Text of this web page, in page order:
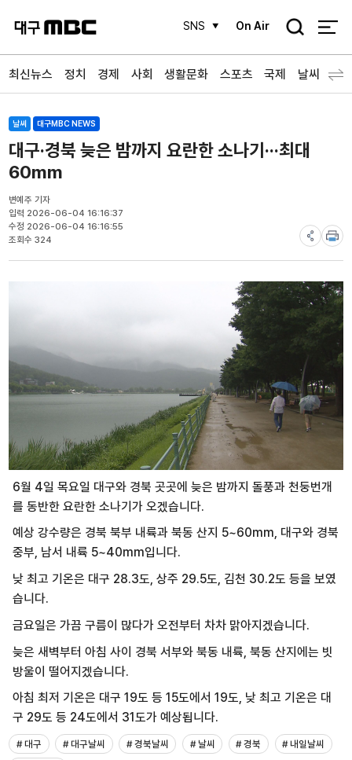
SNS On Air
검
최신뉴스 정치 경제 사회 생활문화 스포츠 국제 날씨
날씨 대구MBC NEWS
대구·경북 늦은 밤까지 요란한 소나기···최대
60mm
변예주 기자
입력 2026-06-04 16:16:37
수정 2026-06-04 16:16:55
조회수 324
6월 4일 목요일 대구와 경북 곳곳에 늦은 밤까지 돌풍과 천둥번개
를 동반한 요란한 소나기가 오겠습니다.
예상 강수량은 경북 북부 내륙과 북동 산지 5~60mm, 대구와 경북
중부, 남서 내륙 5~40mm입니다.
낮 최고 기온은 대구 28.3도, 상주 29.5도, 김천 30.2도 등을 보였
습니다.
금요일은 가끔 구름이 많다가 오전부터 차차 맑아지겠습니다.
늦은 새벽부터 아침 사이 경북 서부와 북동 내륙, 북동 산지에는 빗
방울이 떨어지겠습니다.
아침 최저 기온은 대구 19도 등 15도에서 19도, 낮 최고 기온은 대
구 29도 등 24도에서 31도가 예상됩니다.
# 대구 # 대구날씨 # 경북날씨 # 날씨 # 경북
# 내일날씨